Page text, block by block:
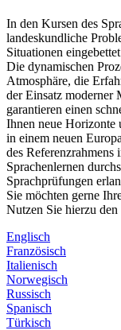
In den Kursen des
landeskundliche
Situationen
Die dynamischen
Atmosphäre, die
der Einsatz moderner
garantieren einen
Ihnen neue Horizonte
in einem neuen
des
Sprachenlernen
Sprachprüfungen
Sie möchten gerne
Nutzen Sie hierzu
Englisch
Französisch
Italienisch
Norwegisch
Russisch
Spanisch
Türkisch